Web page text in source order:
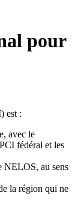
pour
est :
avec le
fédéral et les
NELOS, au sens
la région qui ne